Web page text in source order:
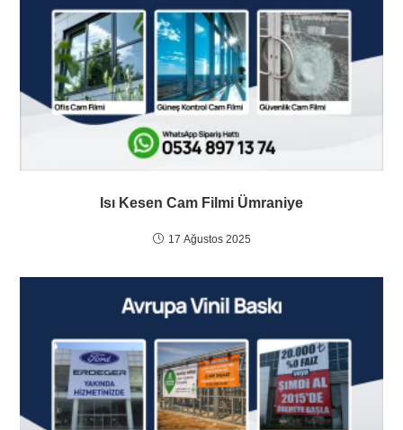
Isı Kesen Cam Filmi Ümraniye
17 Ağustos 2025